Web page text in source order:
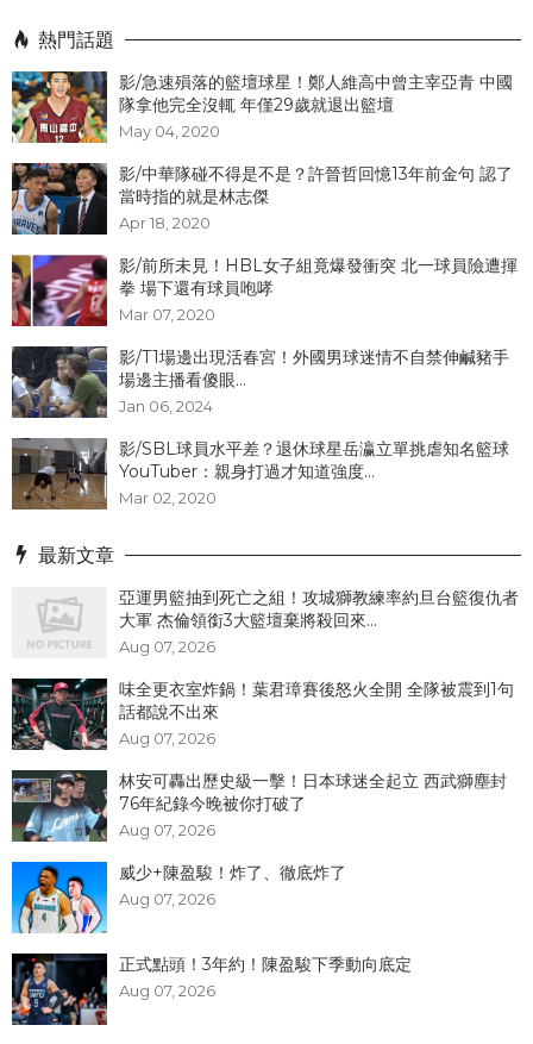
熱門話題
影/急速殞落的籃壇球星！鄭人維高中曾主宰亞青 中國
隊拿他完全沒輒 年僅29歲就退出籃壇
May 04, 2020
影/中華隊碰不得是不是？許晉哲回憶13年前金句 認了
當時指的就是林志傑
Apr 18, 2020
影/前所未見！HBL女子組竟爆發衝突 北一球員險遭揮
拳 場下還有球員咆哮
Mar 07, 2020
影/T1場邊出現活春宮！外國男球迷情不自禁伸鹹豬手
場邊主播看傻眼...
Jan 06, 2024
影/SBL球員水平差？退休球星岳瀛立單挑虐知名籃球
YouTuber：親身打過才知道強度...
Mar 02, 2020
最新文章
亞運男籃抽到死亡之組！攻城獅教練率約旦台籃復仇者
大軍 杰倫領銜3大籃壇棄將殺回來...
Aug 07, 2026
味全更衣室炸鍋！葉君璋賽後怒火全開 全隊被震到1句
話都說不出來
Aug 07, 2026
林安可轟出歷史級一擊！日本球迷全起立 西武獅塵封
76年紀錄今晚被你打破了
Aug 07, 2026
威少+陳盈駿！炸了、徹底炸了
Aug 07, 2026
正式點頭！3年約！陳盈駿下季動向底定
Aug 07, 2026